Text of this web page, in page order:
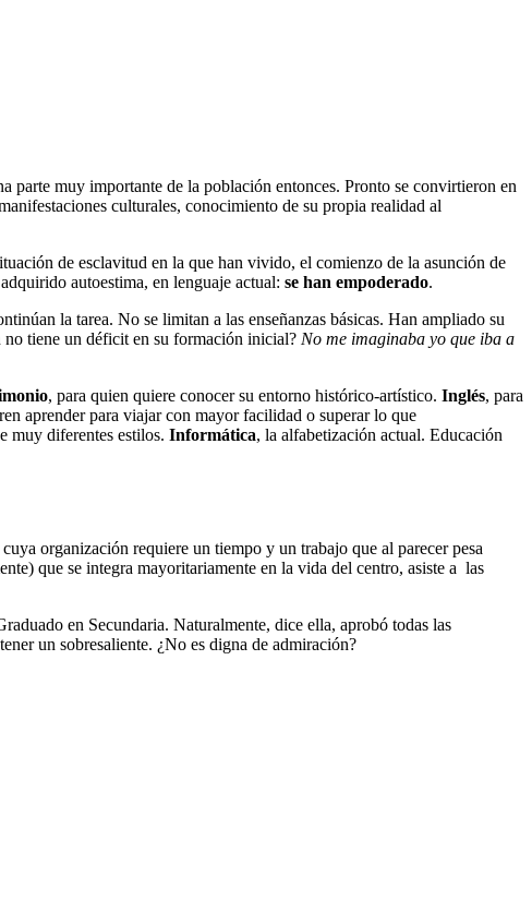
parte muy importante de la población entonces. Pronto se convirtieron en
culturales, conocimiento de su propia realidad al
de esclavitud en la que han vivido, el comienzo de la asunción de
autoestima, en lenguaje actual: se han empoderado.
la tarea. No se limitan a las enseñanzas básicas. Han ampliado su
tiene un déficit en su formación inicial? No me imaginaba yo que iba a
, para quien quiere conocer su entorno histórico-artístico. Inglés, para
aprender para viajar con mayor facilidad o superar lo que
muy diferentes estilos. Informática, la alfabetización actual. Educación
organización requiere un tiempo y un trabajo que al parecer pesa
que se integra mayoritariamente en la vida del centro, asiste a las
en Secundaria. Naturalmente, dice ella, aprobó todas las
un sobresaliente. ¿No es digna de admiración?